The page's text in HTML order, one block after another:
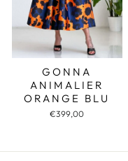
GONNA
ANIMALIER
ORANGE BLU
€399,00